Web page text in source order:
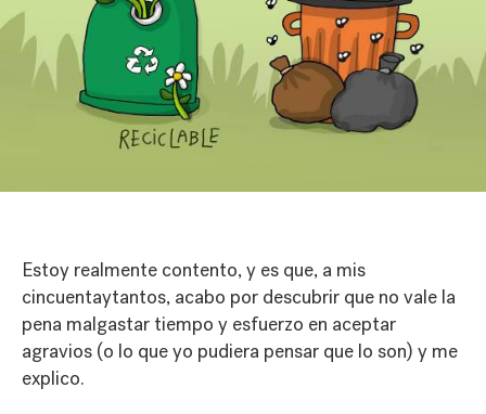
Estoy realmente contento, y es que, a mis
cincuentaytantos, acabo por descubrir que no vale la
pena malgastar tiempo y esfuerzo en aceptar
agravios (o lo que yo pudiera pensar que lo son) y me
explico.